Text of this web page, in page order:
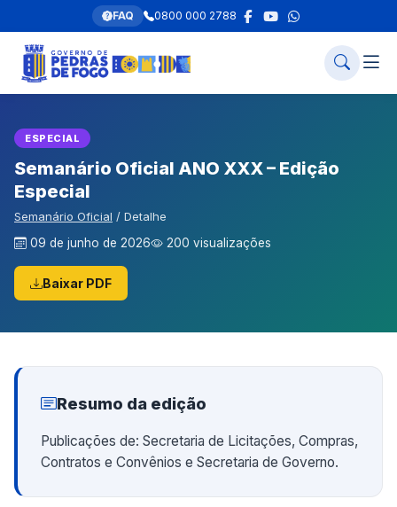
FAQ 0800 000 2788
ESPECIAL
Semanário Oficial ANO XXX – Edição
Especial
Semanário Oficial / Detalhe
09 de junho de 2026
200 visualizações
Baixar PDF
Resumo da edição
Publicações de: Secretaria de Licitações, Compras,
Contratos e Convênios e Secretaria de Governo.